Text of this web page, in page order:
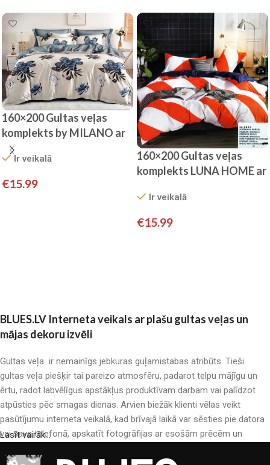
160×200 Gultas veļas
komplekts by MILANO ar
palagu/ 100% KOKVILNA
SATĪNS
Ir veikalā
€15.99
160×200 Gultas veļas
komplekts LUNA HOME ar
satīns
Ir veikalā
€15.99
BLUES.LV Interneta veikals ar plašu gultas veļas un
mājas dekoru izvēli
Gultas veļa ir nemainīgs jebkuras guļamistabas atribūts. Tieši
gultas veļa piešķir tai pareizo atmosfēru, padarot telpu mājīgu un
ērtu, radot labvēlīgus apstākļus produktīvam darbam vai palīdzot
atpūsties pēc smagas dienas. Arvien biežāk klienti vēlas veikt
pasūtījumu interneta veikalā, kad brīvajā laikā var sēsties pie datora
vai sava telefonā, apskatīt fotogrāfijas ar esošām prēcēm un
veļas katalogs: pieejamas gan kokvilnas, gan kokvilna satīna gultas
Lasīt vairāk...